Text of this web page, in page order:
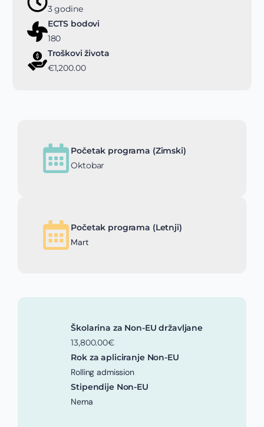
3 godine
ECTS bodovi
180
Troškovi života
€1,200.00
Početak programa (Zimski)
Oktobar
Početak programa (Letnji)
Mart
Školarina za Non-EU državljane
13,800.00€
Rok za apliciranje Non-EU
Rolling admission
Stipendije Non-EU
Nema